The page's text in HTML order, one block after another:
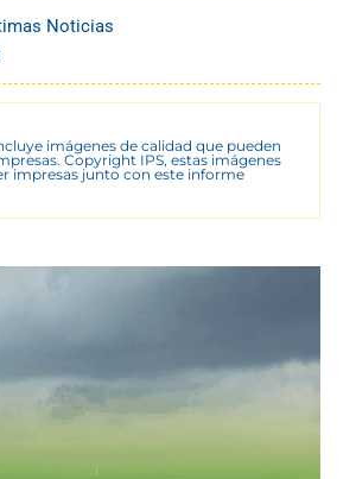
Noticias
imágenes de calidad que pueden
Copyright IPS, estas imágenes
impresas junto con este informe